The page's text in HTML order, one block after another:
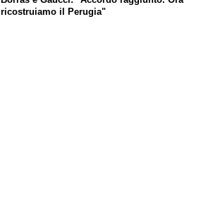
ricostruiamo il Perugia"